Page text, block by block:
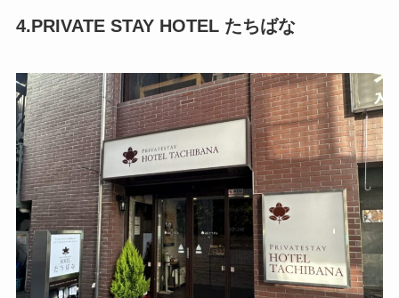
4.PRIVATE STAY HOTEL たちばな